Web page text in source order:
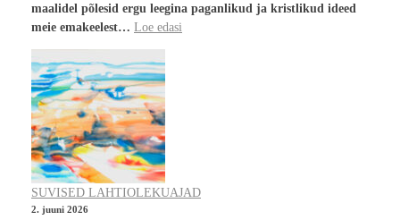
maalidel põlesid ergu leegina paganlikud ja kristlikud ideed
meie emakeelest… Loe edasi
SUVISED LAHTIOLEKUAJAD
2. juuni 2026